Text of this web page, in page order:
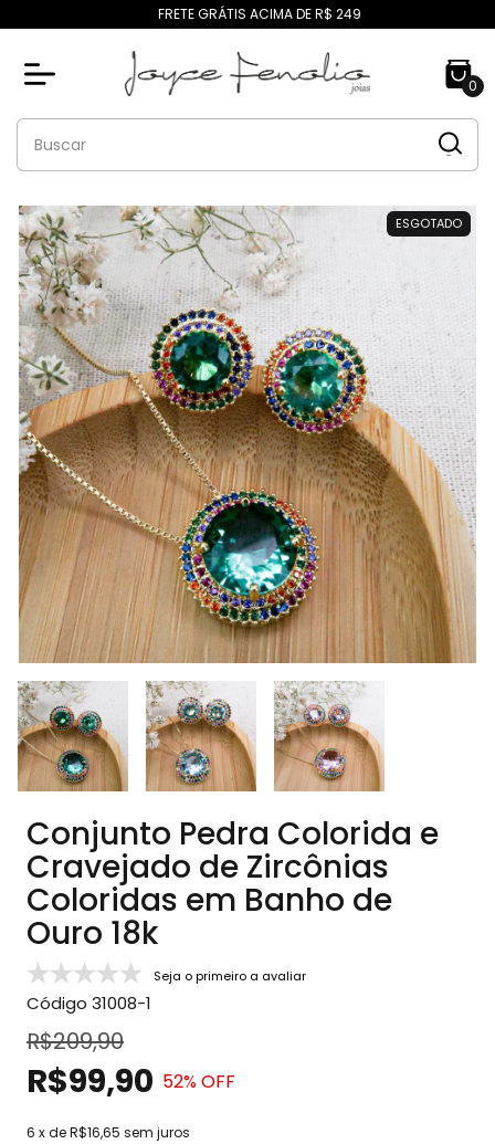
FRETE GRÁTIS ACIMA DE R$ 249
0
ESGOTADO
Conjunto Pedra Colorida e
Cravejado de Zircônias
Coloridas em Banho de
Ouro 18k
Seja o primeiro a avaliar
Código 31008-1
R$209,90
R$99,90 52% OFF
6 x deR$16,65 sem juros